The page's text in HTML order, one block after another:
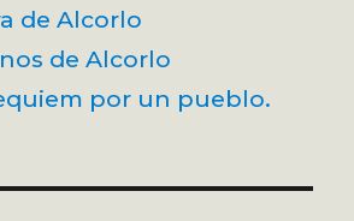
de Alcorlo
de Alcorlo
por un pueblo.